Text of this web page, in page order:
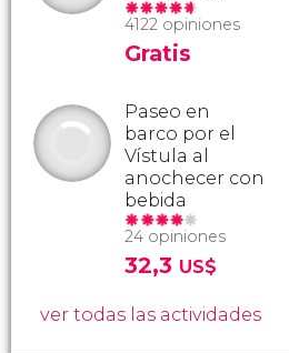
4122 opiniones
Gratis
Paseo en
barco por el
Vístula al
anochecer con
bebida
24 opiniones
32,3 US$
ver todas las actividades